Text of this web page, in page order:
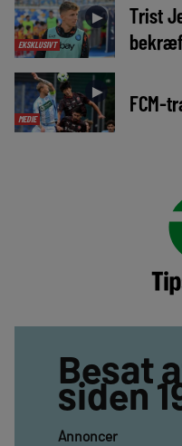
EKSKLUSIVT
►
Trist
MEDIE
► FCM-
Besat
siden
Annoncer